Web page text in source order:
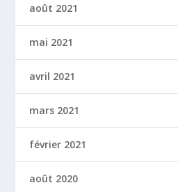
août 2021
mai 2021
avril 2021
mars 2021
février 2021
août 2020